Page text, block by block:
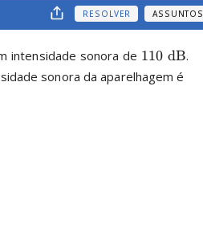
RESOLVER ASSUNTOS
intensidade sonora de 110 dB.
sonora da aparelhagem é